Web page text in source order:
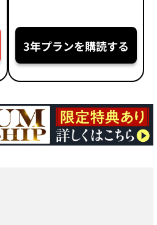
3年プランを購読する